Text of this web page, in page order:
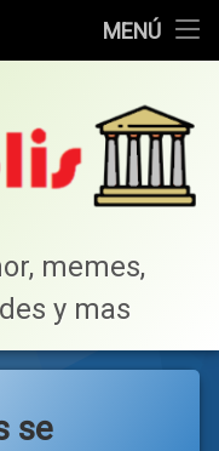
MENÚ
memes,
y mas
se